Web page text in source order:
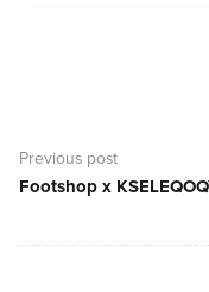
în
articole
Previous post
Previous
Footshop x